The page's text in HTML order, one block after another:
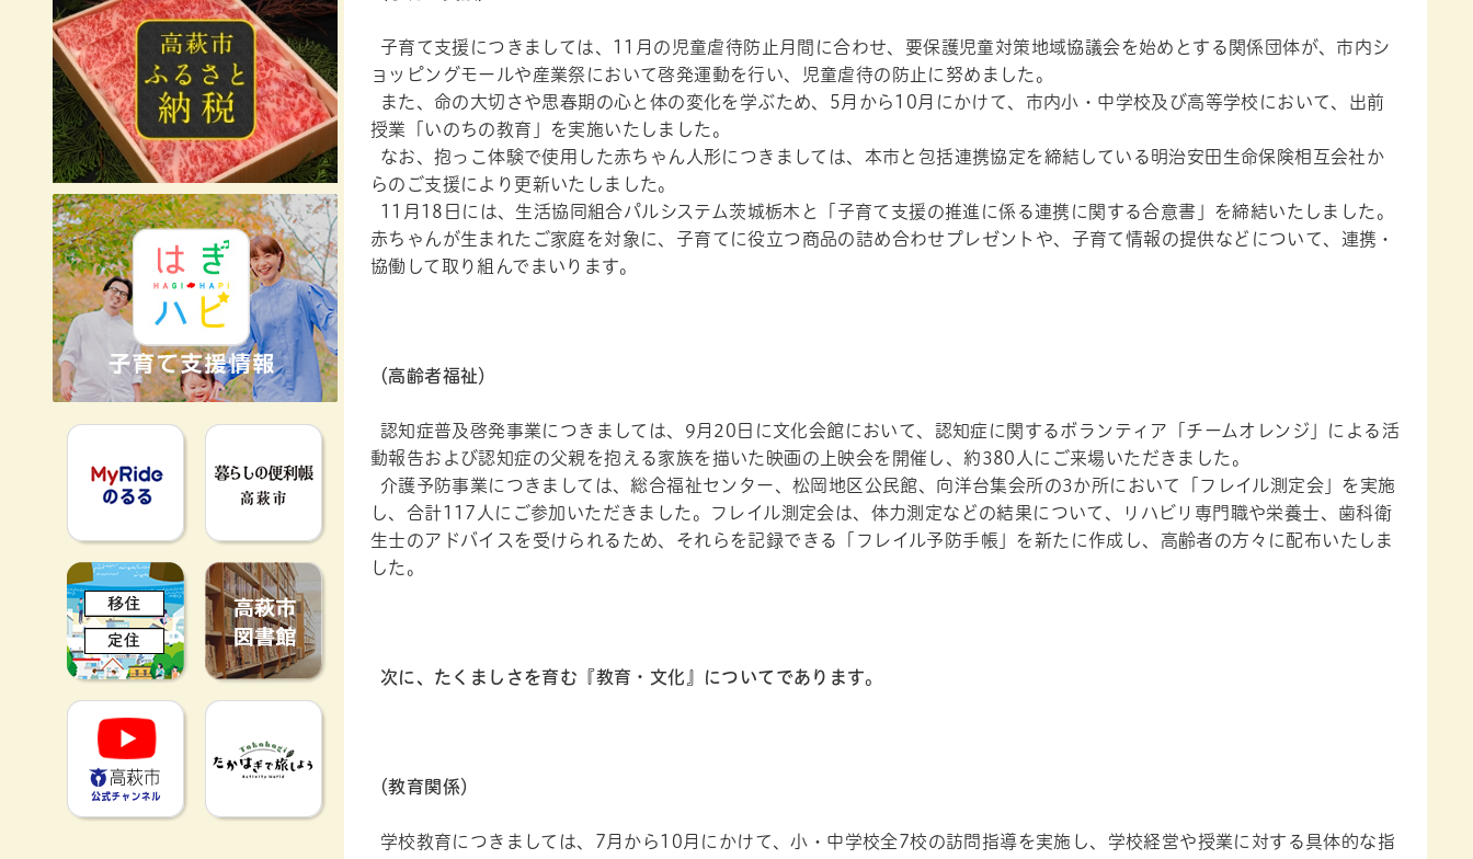
MyRideのるる 暮らしの便利帳
移住定住 高萩市図書館
高萩市YouTube公式チャンネル
子育て支援につきましては、11月の児童虐待防止月間に合わせ、要保護児童対策地域協議会を始めとする関係団体が、市内シ
ョッピングモールや産業祭において啓発運動を行い、児童虐待の防止に努めました。
また、命の大切さや思春期の心と体の変化を学ぶため、5月から10月にかけて、市内小・中学校及び高等学校において、出前
授業「いのちの教育」を実施いたしました。
なお、抱っこ体験で使用した赤ちゃん人形につきましては、本市と包括連携協定を締結している明治安田生命保険相互会社か
らのご支援により更新いたしました。
11月18日には、生活協同組合パルシステム茨城栃木と「子育て支援の推進に係る連携に関する合意書」を締結いたしました。
赤ちゃんが生まれたご家庭を対象に、子育てに役立つ商品の詰め合わせプレゼントや、子育て情報の提供などについて、連携・
協働して取り組んでまいります。
（高齢者福祉）
認知症普及啓発事業につきましては、9月20日に文化会館において、認知症に関するボランティア「チームオレンジ」による活
動報告および認知症の父親を抱える家族を描いた映画の上映会を開催し、約380人にご来場いただきました。
介護予防事業につきましては、総合福祉センター、松岡地区公民館、向洋台集会所の3か所において「フレイル測定会」を実施
し、合計117人にご参加いただきました。フレイル測定会は、体力測定などの結果について、リハビリ専門職や栄養士、歯科衛
生士のアドバイスを受けられるため、それらを記録できる「フレイル予防手帳」を新たに作成し、高齢者の方々に配布いたしま
した。
次に、たくましさを育む『教育・文化』についてであります。
（教育関係）
学校教育につきましては、7月から10月にかけて、小・中学校全7校の訪問指導を実施し、学校経営や授業に対する具体的な指